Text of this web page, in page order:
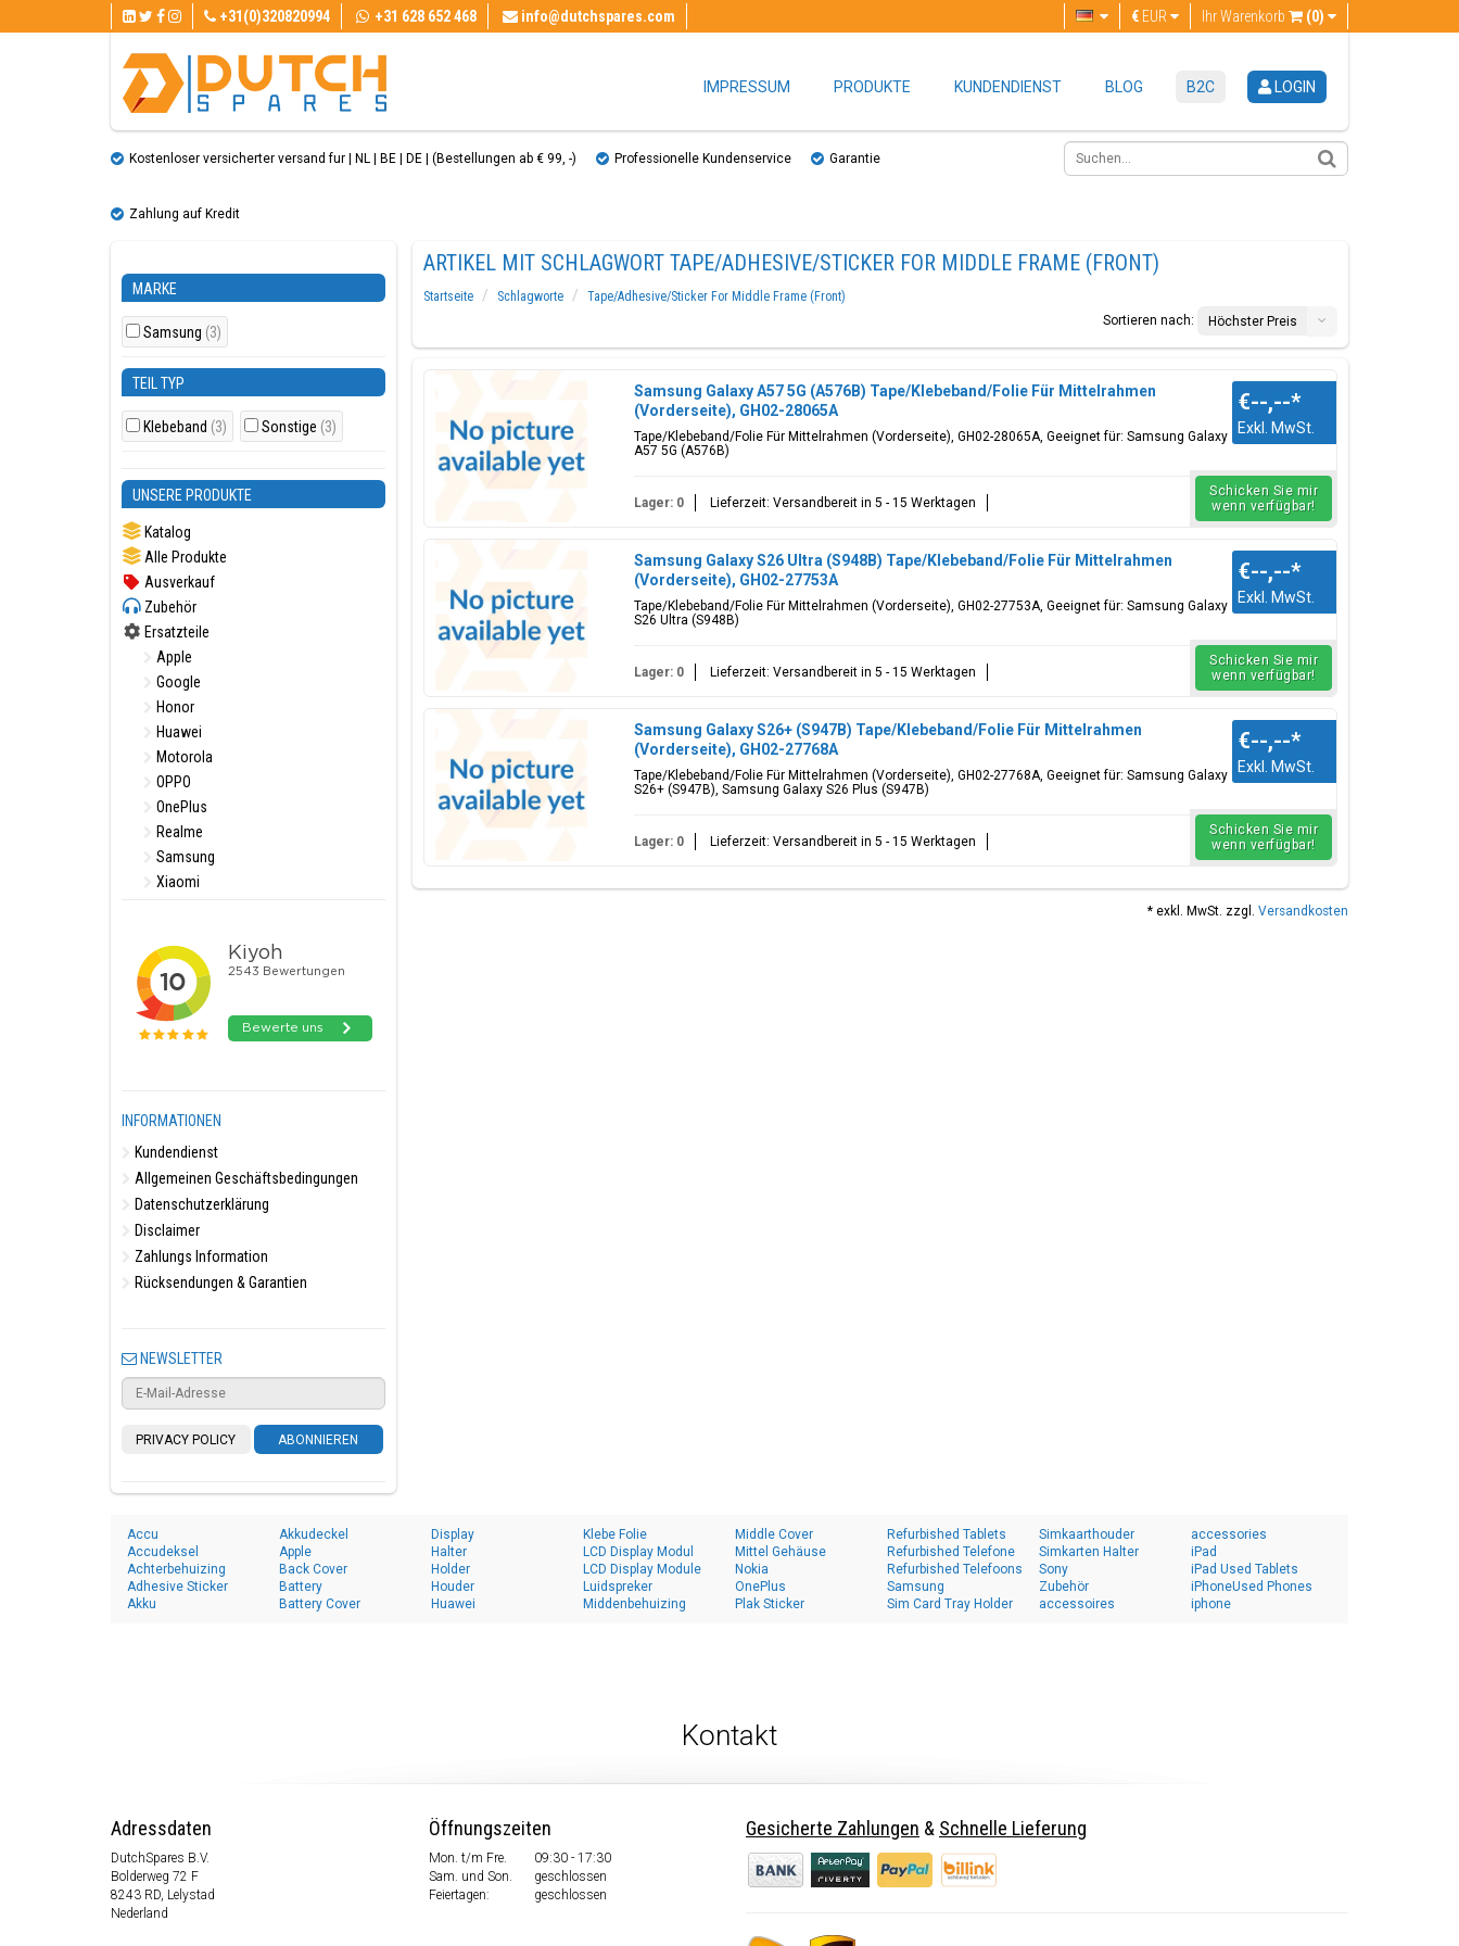
+31(0)320820994 +31 628 652 468 info@dutchspares.com Ihr Warenkorb (0)
€ EUR
IMPRESSUM PRODUKTE KUNDENDIENST BLOG B2C LOGIN
Kostenloser versicherter versand fur | NL | BE | DE | (Bestellungen ab € 99, ​​-) Professionelle Kundenservice Garantie
Zahlung auf Kredit
MARKE
Samsung (3)
TEIL TYP
Klebeband (3) Sonstige (3)
UNSERE PRODUKTE
Katalog
Alle Produkte
Ausverkauf
Zubehör
Ersatzteile
Apple
Google
Honor
Huawei
Motorola
OPPO
OnePlus
Realme
Samsung
Xiaomi
INFORMATIONEN
Kundendienst
Allgemeinen Geschäftsbedingungen
Datenschutzerklärung
Disclaimer
Zahlungs Information
Rücksendungen & Garantien
NEWSLETTER
PRIVACY POLICY ABONNIEREN
ARTIKEL MIT SCHLAGWORT TAPE/ADHESIVE/STICKER FOR MIDDLE FRAME (FRONT)
Startseite Schlagworte
Tape/Adhesive/Sticker For Middle Frame (Front)
Sortieren nach:
Höchster Preis
Samsung Galaxy A57 5G (A576B) Tape/Klebeband/Folie Für Mittelrahmen
(Vorderseite), GH02-28065A
Tape/Klebeband/Folie Für Mittelrahmen (Vorderseite), GH02-28065A, Geeignet für: Samsung Galaxy
A57 5G (A576B)
€--,--*
Exkl. MwSt.
Lager: 0 Lieferzeit: Versandbereit in 5 - 15 Werktagen
Schicken Sie mir
wenn verfügbar!
Samsung Galaxy S26 Ultra (S948B) Tape/Klebeband/Folie Für Mittelrahmen
(Vorderseite), GH02-27753A
Tape/Klebeband/Folie Für Mittelrahmen (Vorderseite), GH02-27753A, Geeignet für: Samsung Galaxy
S26 Ultra (S948B)
€--,--*
Exkl. MwSt.
Lager: 0 Lieferzeit: Versandbereit in 5 - 15 Werktagen
Schicken Sie mir
wenn verfügbar!
Samsung Galaxy S26+ (S947B) Tape/Klebeband/Folie Für Mittelrahmen
(Vorderseite), GH02-27768A
Tape/Klebeband/Folie Für Mittelrahmen (Vorderseite), GH02-27768A, Geeignet für: Samsung Galaxy
S26+ (S947B), Samsung Galaxy S26 Plus (S947B)
€--,--*
Exkl. MwSt.
Lager: 0 Lieferzeit: Versandbereit in 5 - 15 Werktagen
Schicken Sie mir
wenn verfügbar!
* exkl. MwSt. zzgl. Versandkosten
Accu
Accudeksel
Achterbehuizing
Adhesive Sticker
Akku
Akkudeckel
Apple
Back Cover
Battery
Battery Cover
Display
Halter
Holder
Houder
Huawei
Klebe Folie
LCD Display Modul
LCD Display Module
Luidspreker
Middenbehuizing
Middle Cover
Mittel Gehäuse
Nokia
OnePlus
Plak Sticker
Refurbished Tablets
Refurbished Telefone
Refurbished Telefoons
Samsung
Sim Card Tray Holder
Simkaarthouder
Simkarten Halter
Sony
Zubehör
accessoires
accessories
iPad
iPad Used Tablets
iPhoneUsed Phones
iphone
Kontakt
Adressdaten
DutchSpares B.V.
Bolderweg 72 F
8243 RD, Lelystad
Nederland
Öffnungszeiten
Mon. t/m Fre.
09:30 - 17:30
Sam. und Son.
geschlossen
Feiertagen:
geschlossen
Gesicherte Zahlungen & Schnelle Lieferung